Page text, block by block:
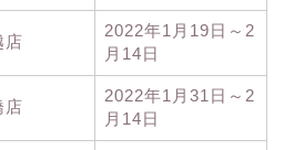
店
2022年1月19日～2
月14日
店
2022年1月31日～2
月14日